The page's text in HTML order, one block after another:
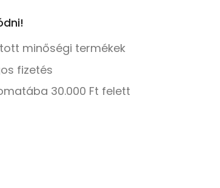
minőségi termékek
fizetés
30.000 Ft felett